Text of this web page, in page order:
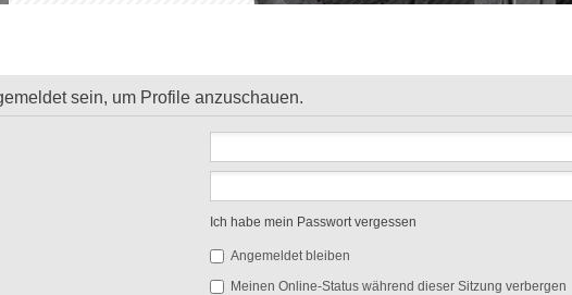
sein, um Profile anzuschauen.
Ich habe mein Passwort vergessen
Angemeldet bleiben
Meinen Online-Status während dieser Sitzung verbergen